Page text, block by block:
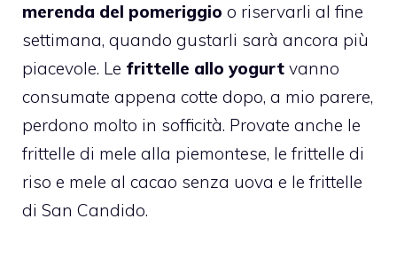
merenda del pomeriggio o riservarli al fine
settimana, quando gustarli sarà ancora più
piacevole. Le frittelle allo yogurt vanno
consumate appena cotte dopo, a mio parere,
perdono molto in sofficità. Provate anche le
frittelle di mele alla piemontese, le frittelle di
riso e mele al cacao senza uova e le frittelle
di San Candido.